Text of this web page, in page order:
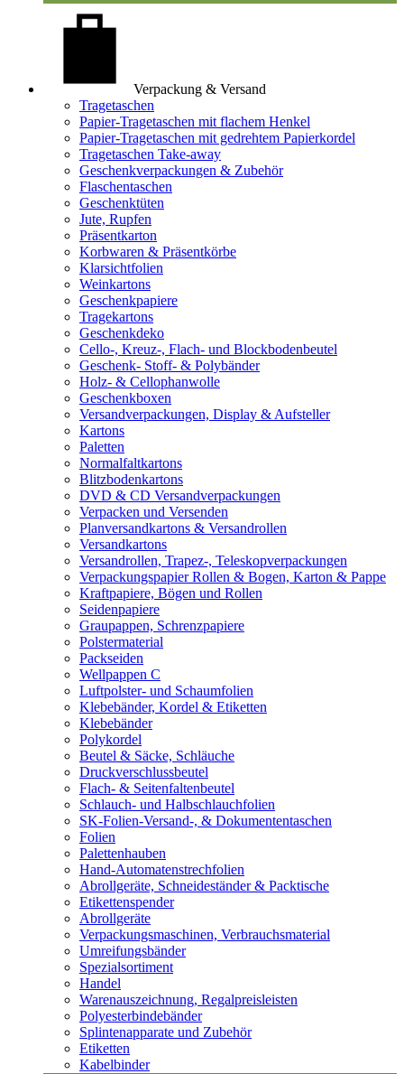
Verpackung & Versand
Tragetaschen
Papier-Tragetaschen mit flachem Henkel
Papier-Tragetaschen mit gedrehtem Papierkordel
Tragetaschen Take-away
Geschenkverpackungen & Zubehör
Flaschentaschen
Geschenktüten
Jute, Rupfen
Präsentkarton
Korbwaren & Präsentkörbe
Klarsichtfolien
Weinkartons
Geschenkpapiere
Tragekartons
Geschenkdeko
Cello-, Kreuz-, Flach- und Blockbodenbeutel
Geschenk- Stoff- & Polybänder
Holz- & Cellophanwolle
Geschenkboxen
Versandverpackungen, Display & Aufsteller
Kartons
Paletten
Normalfaltkartons
Blitzbodenkartons
DVD & CD Versandverpackungen
Verpacken und Versenden
Planversandkartons & Versandrollen
Versandkartons
Versandrollen, Trapez-, Teleskopverpackungen
Verpackungspapier Rollen & Bogen, Karton & Pappe
Kraftpapiere, Bögen und Rollen
Seidenpapiere
Graupappen, Schrenzpapiere
Polstermaterial
Packseiden
Wellpappen C
Luftpolster- und Schaumfolien
Klebebänder, Kordel & Etiketten
Klebebänder
Polykordel
Beutel & Säcke, Schläuche
Druckverschlussbeutel
Flach- & Seitenfaltenbeutel
Schlauch- und Halbschlauchfolien
SK-Folien-Versand-, & Dokumententaschen
Folien
Palettenhauben
Hand-Automatenstrechfolien
Abrollgeräte, Schneideständer & Packtische
Etikettenspender
Abrollgeräte
Verpackungsmaschinen, Verbrauchsmaterial
Umreifungsbänder
Spezialsortiment
Handel
Warenauszeichnung, Regalpreisleisten
Polyesterbindebänder
Splintenapparate und Zubehör
Etiketten
Kabelbinder